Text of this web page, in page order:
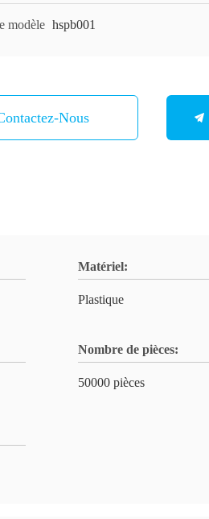
modèle hspb001
Nous
Matériel:
Plastique
Nombre de pièces:
50000 pièces